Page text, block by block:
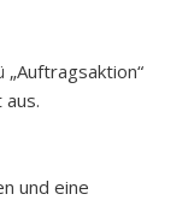
„Auftragsaktion“
und eine